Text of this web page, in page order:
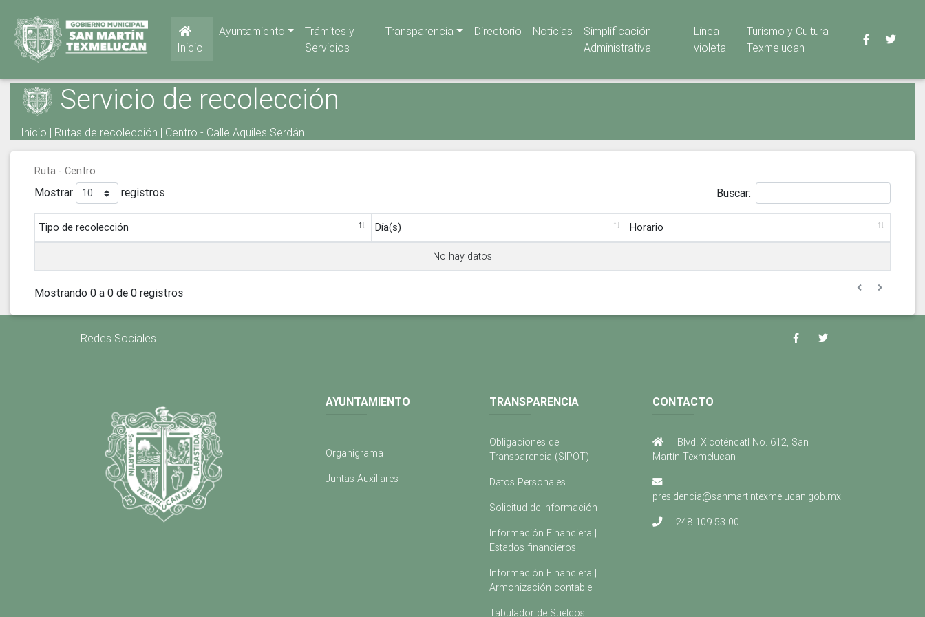
Inicio
Ayuntamiento
Trámites y
Servicios
Transparencia Directorio Noticias
Simplificación
Administrativa
Línea
violeta
Turismo y Cultura
Texmelucan
Servicio de recolección
Inicio | Rutas de recolección | Centro - Calle Aquiles Serdán
Ruta - Centro
Mostrar registros Buscar:
Tipo de recolección Día(s) Horario
No hay datos
Mostrando 0 a 0 de 0 registros
Redes Sociales
AYUNTAMIENTO
Organigrama
Juntas Auxiliares
TRANSPARENCIA
Obligaciones de
Transparencia (SIPOT)
Datos Personales
Solicitud de Información
Información Financiera |
Estados financieros
Información Financiera |
Armonización contable
Tabulador de Sueldos
CONTACTO
Blvd. Xicoténcatl No. 612, San
Martín Texmelucan
presidencia@sanmartintexmelucan.gob.mx
248 109 53 00